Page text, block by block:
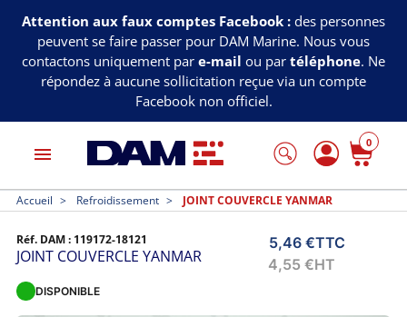
Attention aux faux comptes Facebook : des personnes
peuvent se faire passer pour DAM Marine. Nous vous
contactons uniquement par e-mail ou par téléphone. Ne
répondez à aucune sollicitation reçue via un compte
Facebook non officiel.
menu
0
Accueil Refroidissement JOINT COUVERCLE YANMAR
Réf. DAM : 119172-18121
JOINT COUVERCLE YANMAR
5,46 €TTC
4,55 €HT
DISPONIBLE